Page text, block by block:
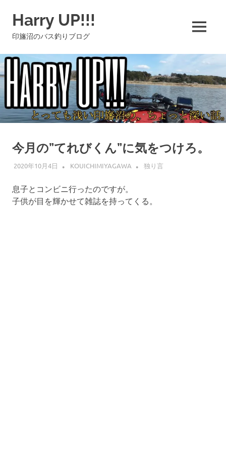
ツ
へ
ス
キ
ッ
プ
Harry UP!!!
印旛沼のバス釣りブログ MENU
今月の”てれびくん”に気をつけろ。
2020年10月4日 KOUICHIMIYAGAWA 独り言
息子とコンビニ行ったのですが。
子供が目を輝かせて雑誌を持ってくる。